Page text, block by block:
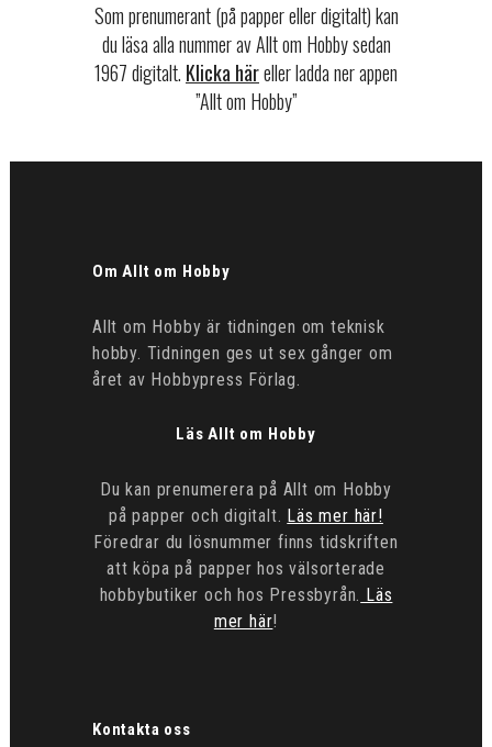
Som prenumerant (på papper eller digitalt) kan
du läsa alla nummer av Allt om Hobby sedan
1967 digitalt. Klicka häreller ladda ner appen
”Allt om Hobby”
Om Allt om Hobby
Allt om Hobby är tidningen om teknisk
hobby. Tidningen ges ut sex gånger om
året av Hobbypress Förlag.
Läs Allt om Hobby
Du kan prenumerera på Allt om Hobby
på papper och digitalt. Läs mer här!
Föredrar du lösnummer finns tidskriften
att köpa på papper hos välsorterade
hobbybutiker och hos Pressbyrån. Läs
mer här!
Kontakta oss